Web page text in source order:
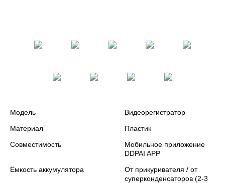
Модель
Видеорегистратор
Материал
Пластик
Совместимость
Мобильное приложение
DDPAI APP
Ёмкость аккумулятора
От прикуривателя / от
суперконденсаторов (2-3